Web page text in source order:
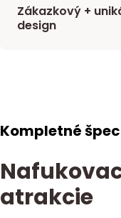
Zákazkový +
design
Kompletné
atrakcie